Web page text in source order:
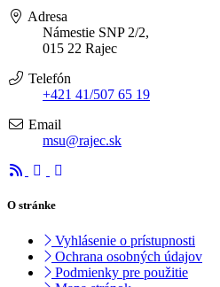
Adresa
Námestie SNP 2/2,
015 22 Rajec
Telefón
+421 41/507 65 19
Email
msu@rajec.sk
O stránke
Vyhlásenie o prístupnosti
Ochrana osobných údajov
Podmienky pre použitie